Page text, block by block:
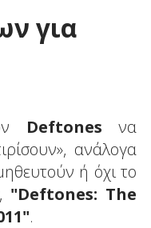
για
Deftones να
ανάλογα
ή όχι το
"Deftones: The
.